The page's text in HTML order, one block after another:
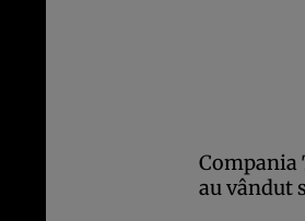
Compania
au vândut